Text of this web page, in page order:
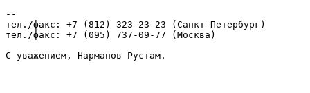
--
тел./факс: +7 (812) 323-23-23 (Санкт-Петербург)
тел./факс: +7 (095) 737-09-77 (Москва)
С уважением, Нарманов Рустам.